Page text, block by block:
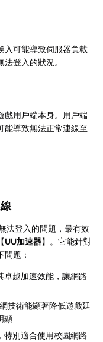
入可能導致伺服器負載
登入的狀況。
戲用戶端本身。用戶端
能導致無法正常連線至
法登入的問題，最有效
UU加速器】。它能針對
題：
卓越加速效能，讓網路
技術能顯著降低遊戲延
顯
特別適合使用校園網路